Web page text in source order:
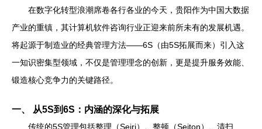
在数字化转型浪潮席卷各行各业的今天，贵阳作为中国大数据
产业的重镇，其计算机软件咨询行业正迎来前所未有的发展机遇。
将起源于制造业的经典管理方法——6S（由5S拓展而来）引入这
一知识密集型领域，不仅是管理理念的创新，更是提升服务效能、
锻造核心竞争力的关键路径。
一、 从5S到6S：内涵的深化与拓展
传统的5S管理包括整理（Seiri）、整顿（Seiton）、清扫